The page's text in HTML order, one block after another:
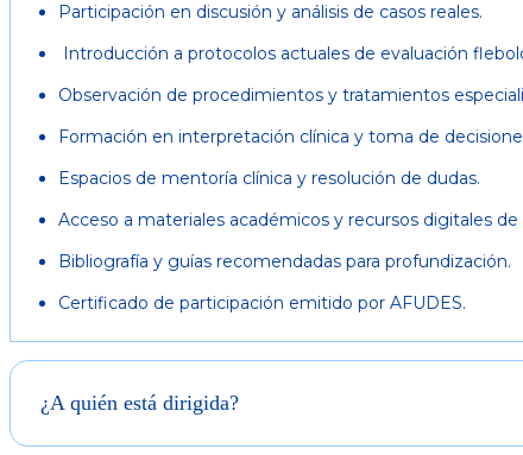
⁠Participación en discusión y análisis de casos reales.
⁠Introducción a protocolos actuales de evaluación
⁠Observación de procedimientos y tratamientos
⁠Formación en interpretación clínica y toma de
Espacios de mentoría clínica y resolución de dudas.
⁠Acceso a materiales académicos y recursos digitales de
Bibliografía y guías recomendadas para profundización.
⁠Certificado de participación emitido por AFUDES.
¿A quién está dirigida?